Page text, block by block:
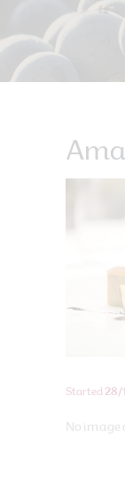
Started 28/
No image